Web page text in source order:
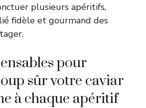
plusieurs apéritifs,
fidèle et gourmand des
pour
sûr votre caviar
à chaque apéritif